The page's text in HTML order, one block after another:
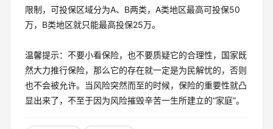
限制，可投保区域分为A、B两类，A类地区最高可投保50
万，B类地区就只能最高投保25万。
温馨提示：不要小看保险，也不要质疑它的合理性，国家既
然大力推行保险，那么它的存在就一定是为民解忧的，否则
也不会被允许。当风险突然而至的时候，保险的重要性就凸
显出来了，不至于因为风险摧毁辛苦一生所建立的“家庭”。